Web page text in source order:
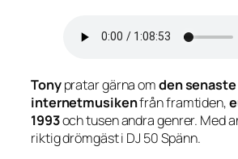
Tonypratar gärna omden
internetmusikenfrån framtiden,
1993och tusen andra genrer. Med
riktig drömgäst i DJ 50 Spänn.